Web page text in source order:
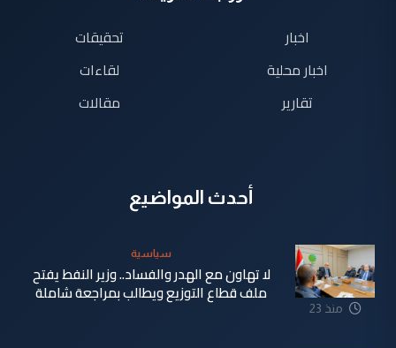
اخبار
اخبار محلية
تقارير
تحقيقات
لقاءات
مقالات
أحدث المواضيع
منذ 23
سياسية
لا تهاون مع الهدر والفساد.. وزير النفط يفتح
ملف قطاع التوزيع ويطالب بمراجعة شاملة